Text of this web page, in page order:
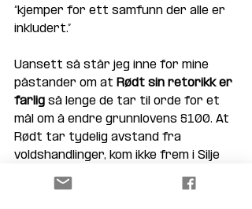
“kjemper for ett samfunn der alle er
inkludert.”
Uansett så står jeg inne for mine
påstander om at Rødt sin retorikk er
farlig så lenge de tar til orde for et
mål om å endre grunnlovens §100. At
Rødt tar tydelig avstand fra
voldshandlinger, kom ikke frem i Silje
Mikkelsen Hauglund sitt opprinnelige
leserinnlegg, som dannet grunnlaget